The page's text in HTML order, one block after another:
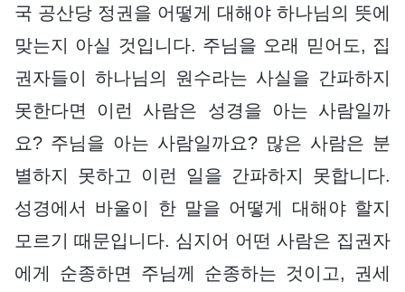
국 공산당 정권을 어떻게 대해야 하나님의 뜻에
맞는지 아실 것입니다. 주님을 오래 믿어도, 집
권자들이 하나님의 원수라는 사실을 간파하지
못한다면 이런 사람은 성경을 아는 사람일까
요? 주님을 아는 사람일까요? 많은 사람은 분
별하지 못하고 이런 일을 간파하지 못합니다.
성경에서 바울이 한 말을 어떻게 대해야 할지
모르기 때문입니다. 심지어 어떤 사람은 집권자
에게 순종하면 주님께 순종하는 것이고, 권세